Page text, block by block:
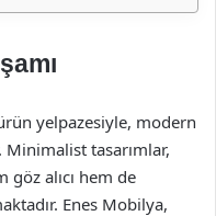
yelpazesiyle, modern
tasarımlar,
alıcı hem de
Enes Mobilya,